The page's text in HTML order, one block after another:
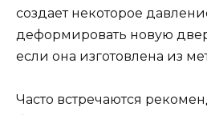
создает некоторое
деформировать новую
если она изготовлена из
Часто встречаются